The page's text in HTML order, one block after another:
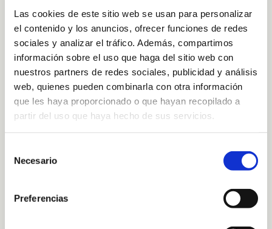
Las cookies de este sitio web se usan para personalizar
el contenido y los anuncios, ofrecer funciones de redes
sociales y analizar el tráfico. Además, compartimos
información sobre el uso que haga del sitio web con
nuestros partners de redes sociales, publicidad y análisis
web, quienes pueden combinarla con otra información
que les haya proporcionado o que hayan recopilado a
partir del uso que haya hecho de sus servicios.
Necesario
Preferencias
Show 36 Products